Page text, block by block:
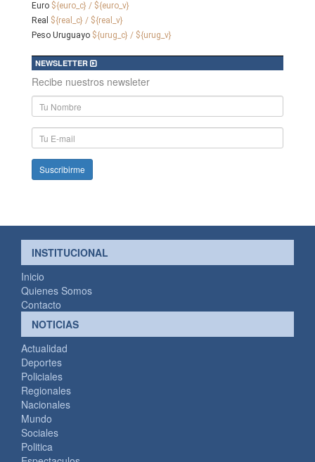
Euro ${euro_c} / ${euro_v}
Real ${real_c} / ${real_v}
Peso Uruguayo ${urug_c} / ${urug_v}
NEWSLETTER
Recibe nuestros newsleter
Nombre
y
Apellido
E-
mail
INSTITUCIONAL
Inicio
Quienes Somos
Contacto
NOTICIAS
Actualidad
Deportes
Policiales
Regionales
Nacionales
Mundo
Sociales
Politica